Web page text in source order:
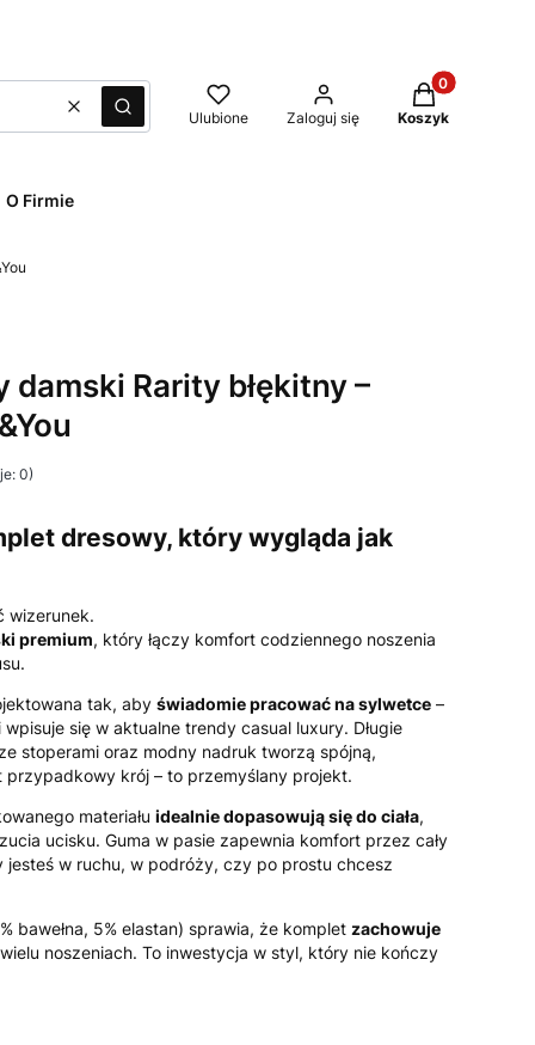
WyczyśćSzukaj Ulubione Zaloguj się
Produkty w
Koszyk
O Firmie
Rarity błękitny –
0)
dresowy, który wygląda jak
wizerunek.
premium, który łączy komfort codziennego noszenia
tak, aby świadomie pracować na sylwetce –
się w aktualne trendy casual luxury. Długie
stoperami oraz modny nadruk tworzą spójną,
przypadkowy krój – to przemyślany projekt.
materiału idealnie dopasowują się do ciała,
ucisku. Guma w pasie zapewnia komfort przez cały
jesteś w ruchu, w podróży, czy po prostu chcesz
bawełna, 5% elastan) sprawia, że komplet zachowuje
noszeniach. To inwestycja w styl, który nie kończy